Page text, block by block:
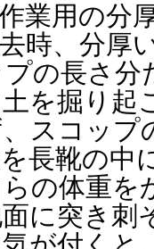
作業用の
時、分厚
の長さ
を掘り起
スコップ
長靴の中
の体重
に突き